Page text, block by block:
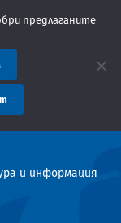
Пловдив
и информация
предлаганите